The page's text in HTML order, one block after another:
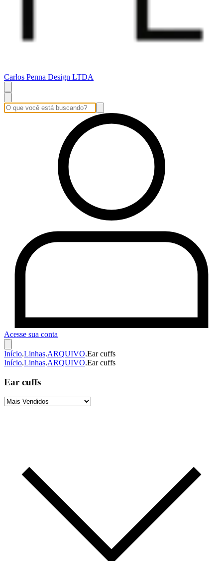
Carlos Penna Design LTDA
Acesse sua conta
Início.Linhas.ARQUIVO.Ear cuffs
Início.Linhas.ARQUIVO.Ear cuffs
Ear cuffs